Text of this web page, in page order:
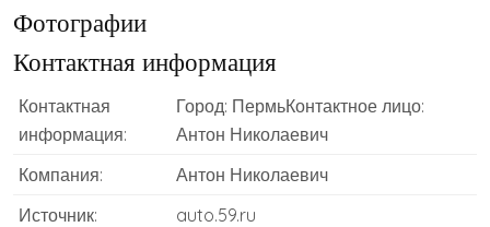
Фотографии
Контактная информация
Контактная
информация:
Город: ПермьКонтактное лицо:
Антон Николаевич
Компания:
Антон Николаевич
Источник:
auto.59.ru